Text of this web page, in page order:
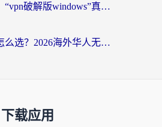
海外党别踩坑！“vpn破解版windows”真的能用？教你选对回国加速器无缝刷国内资源
北美看剧神器怎么选？2026海外华人无缝访问国内资源全攻略
下载应用